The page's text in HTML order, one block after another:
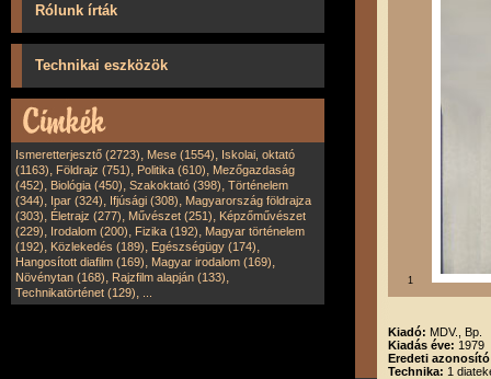
Rólunk írták
Technikai eszközök
Ismeretterjesztő (2723), Mese (1554), Iskolai, oktató
(1163), Földrajz (751), Politika (610), Mezőgazdaság
(452), Biológia (450), Szakoktató (398), Történelem
(344), Ipar (324), Ifjúsági (308), Magyarország földrajza
(303), Életrajz (277), Művészet (251), Képzőművészet
(229), Irodalom (200), Fizika (192), Magyar történelem
(192), Közlekedés (189), Egészségügy (174),
Hangosított diafilm (169), Magyar irodalom (169),
Növénytan (168), Rajzfilm alapján (133),
Technikatörténet (129),
1
Kiadó: MDV., Bp.
Kiadás éve: 1979
Eredeti
Technika: 1